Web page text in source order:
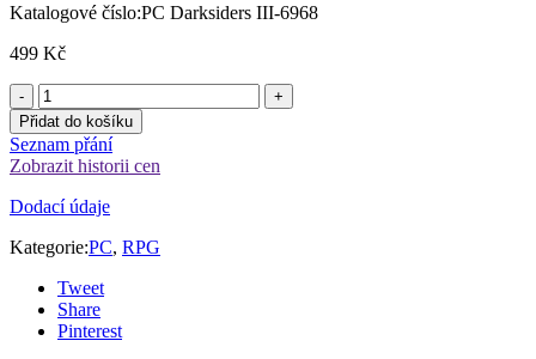
Katalogové číslo:PC Darksiders III-6968
499 Kč
Přidat do košíku
Seznam přání
Zobrazit historii cen
Dodací údaje
Kategorie:PC, RPG
Tweet
Share
Pinterest